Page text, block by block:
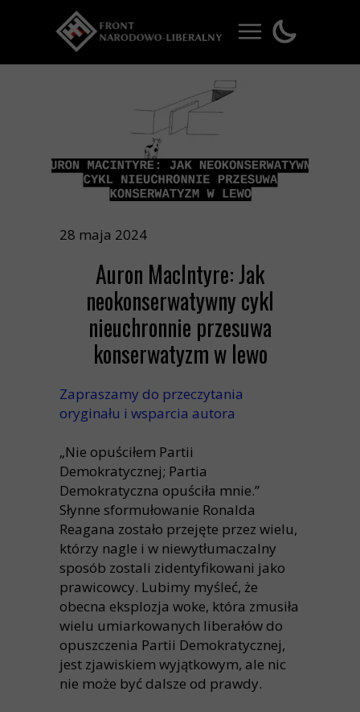
28 maja 2024
Auron MacIntyre: Jak
neokonserwatywny cykl
nieuchronnie przesuwa
konserwatyzm w lewo
Zapraszamy do przeczytania
oryginału i wsparcia autora
„Nie opuściłem Partii
Demokratycznej; Partia
Demokratyczna opuściła mnie.”
Słynne sformułowanie Ronalda
Reagana zostało przejęte przez wielu,
którzy nagle i w niewytłumaczalny
sposób zostali zidentyfikowani jako
prawicowcy. Lubimy myśleć, że
obecna eksplozja woke, która zmusiła
wielu umiarkowanych liberałów do
opuszczenia Partii Demokratycznej,
jest zjawiskiem wyjątkowym, ale nic
nie może być dalsze od prawdy.